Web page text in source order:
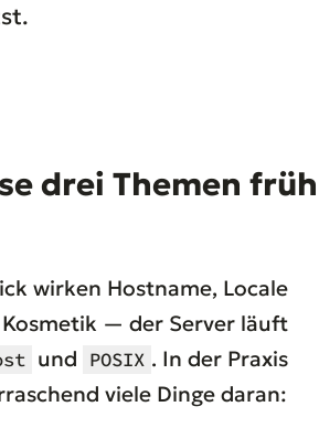
drei Themen früh
wirken Hostname, Locale
— der Server läuft
und POSIX . In der Praxis
viele Dinge daran: